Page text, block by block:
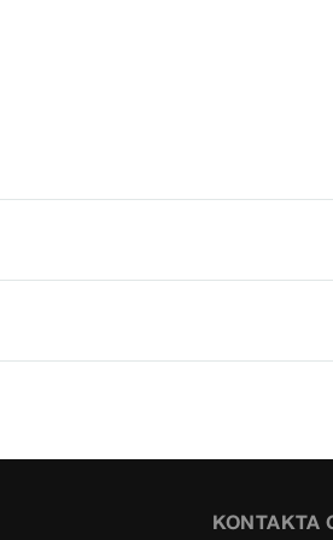
KONTAKTA